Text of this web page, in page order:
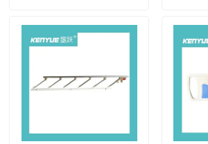
Fabriekstocht
Kwaliteitscontrole